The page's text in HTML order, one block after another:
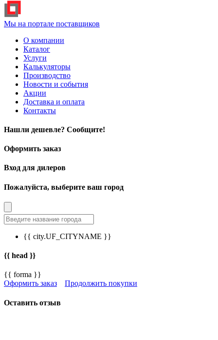
Мы на портале поставщиков
О компании
Каталог
Услуги
Калькуляторы
Производство
Новости и события
Акции
Доставка и оплата
Контакты
Нашли дешевле? Сообщите!
Оформить заказ
Вход для дилеров
Пожалуйста, выберите ваш город
{{ city.UF_CITYNAME }}
{{ head }}
{{ forma }}
Оформить заказ
Продолжить покупки
Оставить отзыв